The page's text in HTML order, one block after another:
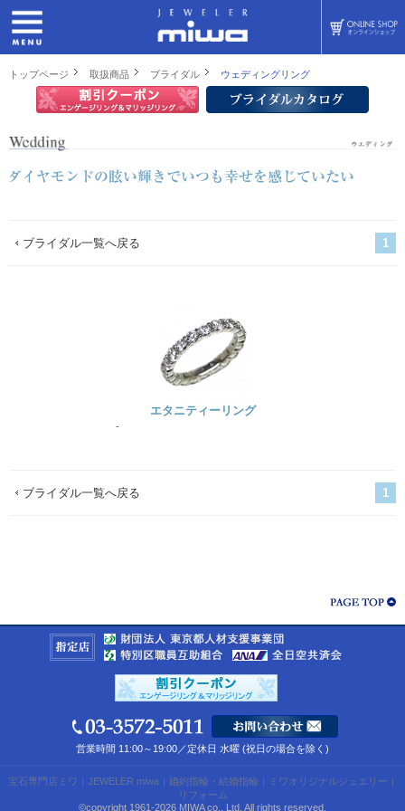
トップページ 取扱商品 ブライダル ウェディングリング
ブライダル一覧へ戻る 1
エタニティーリング
-
ブライダル一覧へ戻る 1
営業時間 11:00～19:00／定休日 水曜 (祝日の場合を除く)
宝石専門店ミワ ｜ JEWELER miwa ｜ 婚約指輪・結婚指輪 ｜ ミワオリジナルジュエリー ｜
リフォーム
©copyright 1961-2026 MIWA co., Ltd. All rights reserved.